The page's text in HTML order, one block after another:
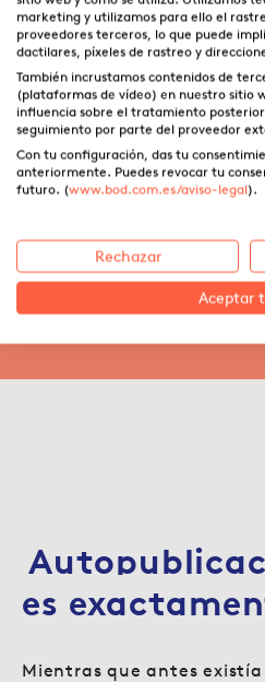
¿Cómo
publicar tu
06.11.2025 ·
es
Mientras que antes
marketing y utilizamos para ello el
proveedores terceros, lo que puede
dactilares, píxeles de rastreo y
También incrustamos contenidos de
(plataformas de vídeo) en nuestro sitio
influencia sobre el tratamiento
seguimiento por parte del proveedor
Con tu configuración, das tu
anteriormente. Puedes revocar tu
futuro. (www.bod.com.es/aviso-legal).
Rechazar
Aceptar